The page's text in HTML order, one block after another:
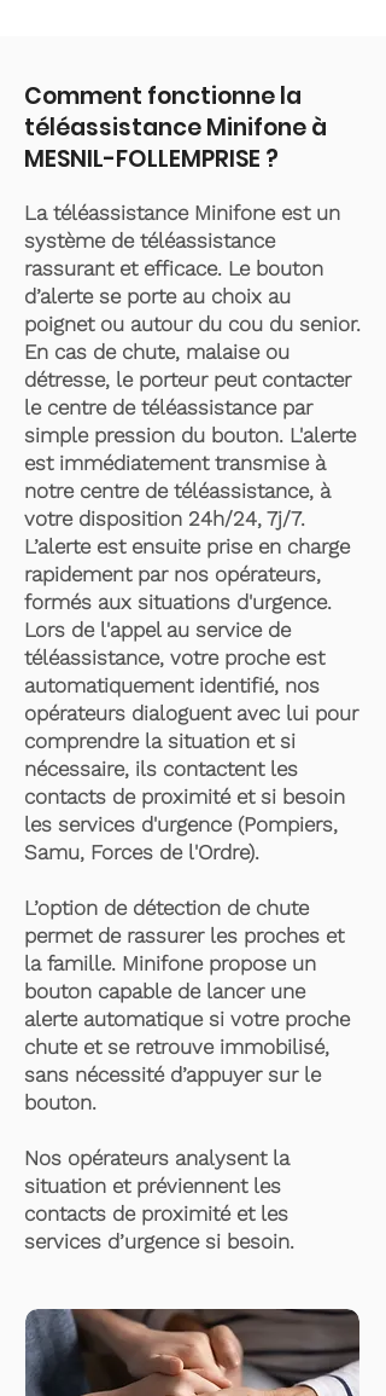
Comment fonctionne la
téléassistance Minifone à
MESNIL-FOLLEMPRISE ?
La téléassistance Minifone est un
système de téléassistance
rassurant et efficace. Le bouton
d’alerte se porte au choix au
poignet ou autour du cou du senior.
En cas de chute, malaise ou
détresse, le porteur peut contacter
le centre de téléassistance par
simple pression du bouton. L'alerte
est immédiatement transmise à
notre centre de téléassistance, à
votre disposition 24h/24, 7j/7.
L’alerte est ensuite prise en charge
rapidement par nos opérateurs,
formés aux situations d'urgence.
Lors de l'appel au service de
téléassistance, votre proche est
automatiquement identifié, nos
opérateurs dialoguent avec lui pour
comprendre la situation et si
nécessaire, ils contactent les
contacts de proximité et si besoin
les services d'urgence (Pompiers,
Samu, Forces de l'Ordre).
L’option de détection de chute
permet de rassurer les proches et
la famille. Minifone propose un
bouton capable de lancer une
alerte automatique si votre proche
chute et se retrouve immobilisé,
sans nécessité d’appuyer sur le
bouton.
Nos opérateurs analysent la
situation et préviennent les
contacts de proximité et les
services d’urgence si besoin.